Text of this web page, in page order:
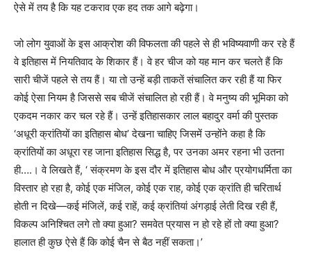
ऐसे में तय है कि यह टकराव एक हद तक आगे बढ़ेगा।
जो लोग युवाओं के इस आक्रोश की विफलता की पहले से ही भविष्यवाणी कर रहे हैं
वे इतिहास में नियतिवाद के शिकार हैं। वे हर चीज को यह मान कर चलते हैं कि
सारी चीजें पहले से तय हैं। या तो उन्हें बड़ी ताकतें संचालित कर रही हैं या फिर
कोई ऐसा नियम है जिससे सब चीजें संचालित हो रही हैं। वे मनुष्य की भूमिका को
एकदम नकार कर चल रहे हैं। उन्हें इतिहासकार लाल बहादुर वर्मा की पुस्तक
‘अधूरी क्रांतियों का इतिहास बोध’ देखना चाहिए जिसमें उन्होंने कहा है कि
क्रांतियों का अधूरा रह जाना इतिहास सिद्ध है, पर उनका अमर रहना भी उतना
ही….। वे लिखते हैं, ‘ संक्रमण के इस दौर में इतिहास बोध और प्रयोगधर्मिता का
विस्तार हो रहा है, कोई एक मंजिल, कोई एक राह, कोई एक क्रांति ही चरितार्थ
होती न दिखे—कई मंजिलें, कई राहें, कई क्रांतियां अंगड़ाई लेती दिख रही हैं,
विकल्प अनिश्चित लगे तो क्या हुआ? समवेत प्रयास न हो रहे हों तो क्या हुआ?
हालात ही कुछ ऐसे हैं कि कोई चैन से बैठ नहीं सकता।’